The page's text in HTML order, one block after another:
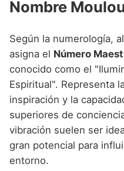
Nombre
Según la numerología,
asigna el Número
conocido como el
Espiritual". Representa
inspiración y la
superiores de
vibración suelen ser
gran potencial para
entorno.